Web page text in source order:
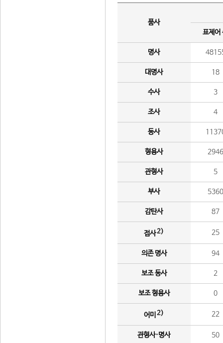
품사
표제어
명사
대명사 18
수사 3
조사 4
동사
형용사 2946
관형사 5
부사 5360
감탄사 87
접사2) 25
의존 명사 94
보조 동사 2
보조 형용사 0
어미 2) 22
관형사·명사 50